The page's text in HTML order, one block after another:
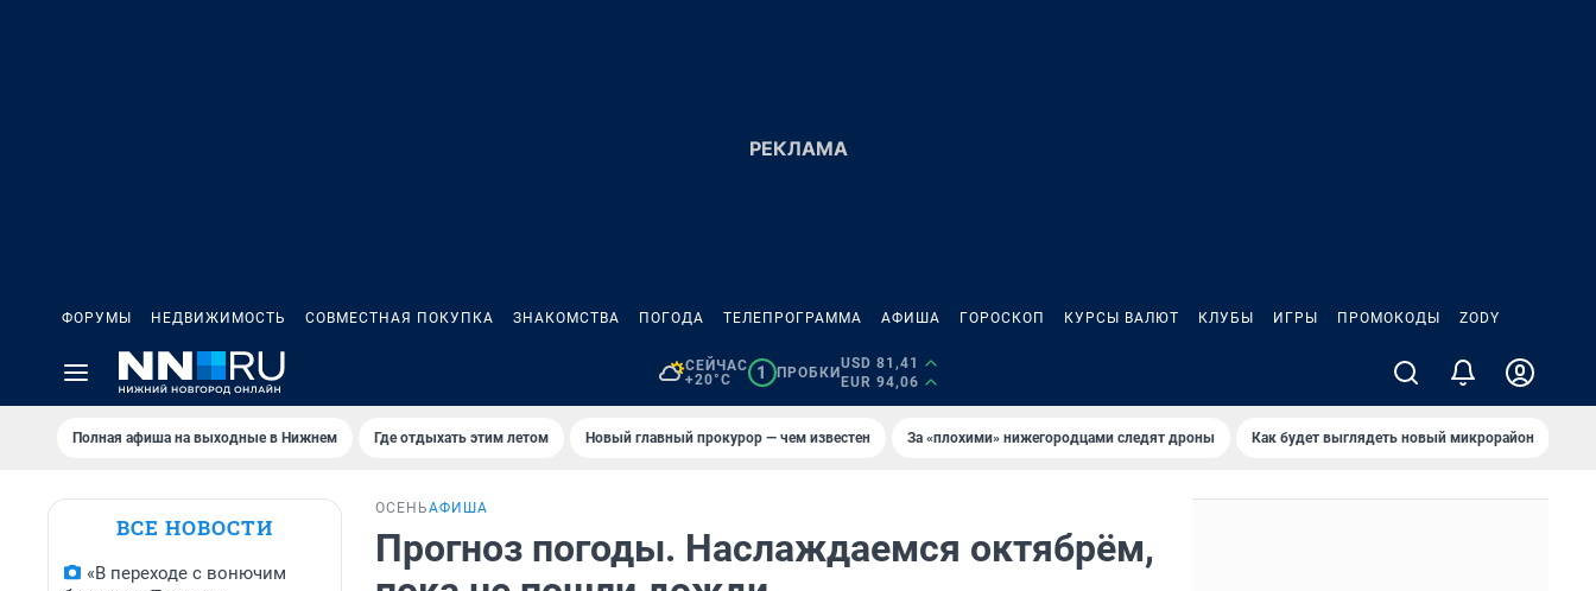
ФОРУМЫ НЕДВИЖИМОСТЬ СОВМЕСТНАЯ ПОКУПКА ЗНАКОМСТВА ПОГОДА ТЕЛЕПРОГРАММА АФИША ГОРОСКОП КУРСЫ ВАЛЮТ КЛУБЫ ИГРЫ ПРОМОКОДЫ ZODY
СЕЙЧАС
+20°C
1 ПРОБКИ
USD 81,41
EUR 94,06
Полная афиша на выходные в Нижнем Где отдыхать этим летом Новый главный прокурор — чем известен За «плохими» нижегородцами следят дроны Как будет выглядеть новый микрорайон
ВСЕ НОВОСТИ
«В переходе с вонючим
ОСЕНЬАФИША
Прогноз погоды. Наслаждаемся октябрём,